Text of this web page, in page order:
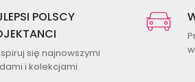
POLSCY
się najnowszymi
i kolekcjami